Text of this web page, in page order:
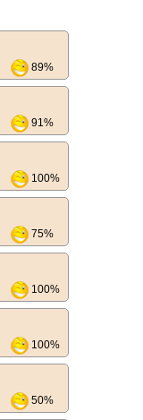
89%
91%
100%
75%
100%
100%
50%